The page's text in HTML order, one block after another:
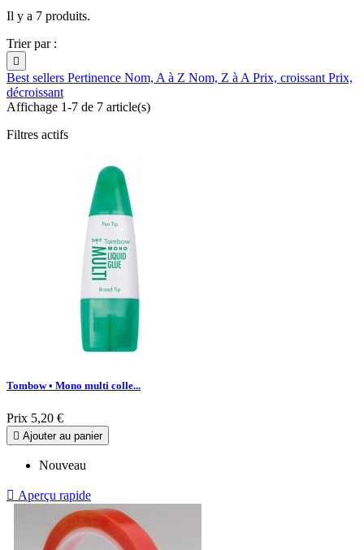
Il y a 7 produits.
Trier par :

Best sellers Pertinence Nom, A à Z Nom, Z à A Prix, croissant Prix,
décroissant
Affichage 1-7 de 7 article(s)
Filtres actifs
Tombow • Mono multi colle...
Prix 5,20 €
 Ajouter au panier
Nouveau
 Aperçu rapide